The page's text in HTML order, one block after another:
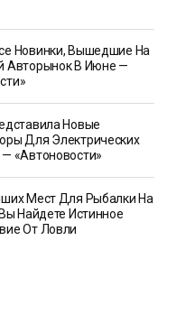
Новинки, Вышедшие На
Авторынок В Июне —
Новые
Для Электрических
«Автоновости»
Мест Для Рыбалки На
Найдете Истинное
От Ловли